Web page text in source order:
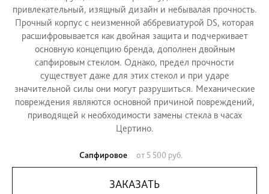
ЗАМЕНА СТЕКЛА ЧАСОВ
В конструкции часов Сертина удачно
привлекательный, изящный дизайн и небывалая
Прочный корпус с неизменной аббревиатурой
расшифровывается как двойная защита и
основную концепцию бренда, дополнен
сапфировым стеклом. Однако, предел
Обратный звонок